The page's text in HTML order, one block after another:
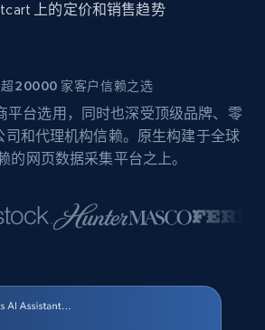
上的定价和销售趋势
超20000 家客户信赖之选
平台选用，同时也深受顶级品牌、零
司和代理机构信赖。原生构建于全球
的网页数据采集平台之上。